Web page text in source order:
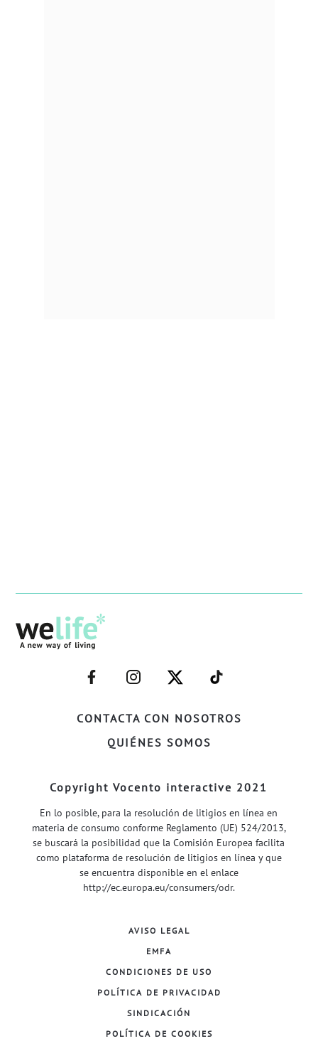
CONTACTA CON NOSOTROS
QUIÉNES SOMOS
–
FACEBOOK–
–
INSTAGRAM–
–
TWITTER–
–
WELIFE–
Copyright Vocento interactive 2021
En lo posible, para la resolución de litigios en línea en
materia de consumo conforme Reglamento (UE) 524/2013,
se buscará la posibilidad que la Comisión Europea facilita
como plataforma de resolución de litigios en línea y que
se encuentra disponible en el enlace
http://ec.europa.eu/consumers/odr.
AVISO LEGAL
EMFA
CONDICIONES DE USO
POLÍTICA DE PRIVACIDAD
SINDICACIÓN
POLÍTICA DE COOKIES